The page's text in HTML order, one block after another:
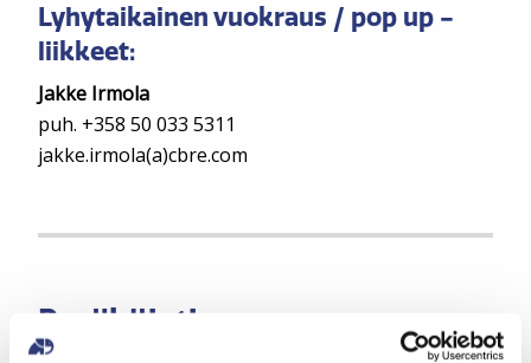
Lyhytaikainen vuokraus / pop up -
liikkeet:
Jakke Irmola
puh. +358 50 033 5311
jakke.irmola(a)cbre.com
Pysäköinti